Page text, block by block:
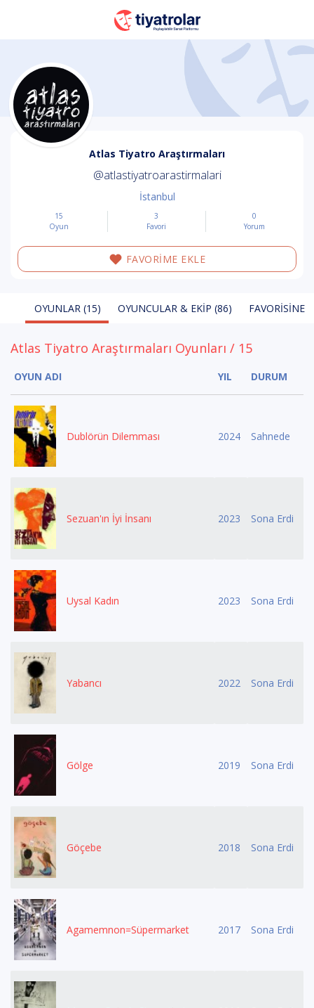
Atlas Tiyatro Araştırmaları
@atlastiyatroarastirmalari
İstanbul
15
Oyun
3
Favori
0
Yorum
FAVORİME EKLE
OYUNLAR (15) OYUNCULAR & EKIP (86) FAVORISINE
Atlas Tiyatro Araştırmaları Oyunları / 15
OYUN ADI YIL DURUM
Dublörün Dilemması 2024 Sahnede
Sezuan'ın İyi İnsanı 2023 Sona Erdi
Uysal Kadın 2023 Sona Erdi
Yabancı 2022 Sona Erdi
Gölge 2019 Sona Erdi
Göçebe 2018 Sona Erdi
Agamemnon=Süpermarket 2017 Sona Erdi